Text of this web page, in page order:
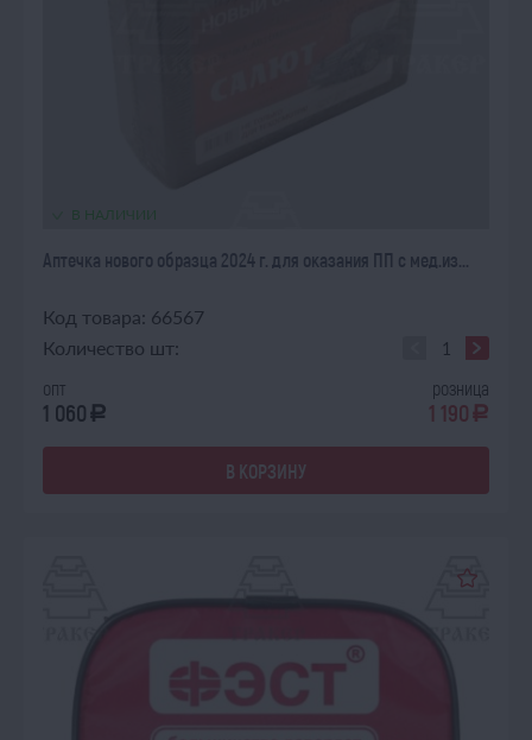
В НАЛИЧИИ
Аптечка нового образца 2024 г. для оказания ПП с мед.из...
Код товара: 66567
Количество шт:
опт
1 060 a
розница
1 190 a
В КОРЗИНУ